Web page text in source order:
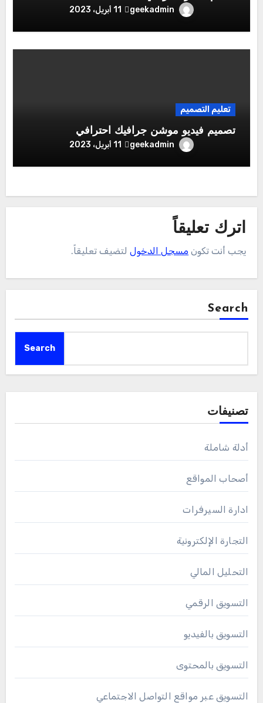
geekadmin 11 أبريل، 2023
تعليم التصميم
تصميم فيديو موشن جرافيك احترافي
geekadmin 11 أبريل، 2023
اترك تعليقاً
يجب أنت تكون مسجل الدخوللتضيف تعليقاً.
Search
Search
تصنيفات
أدلة شاملة
أصحاب المواقع
ادارة السيرفرات
التجارة الإلكترونية
التحليل المالي
التسويق الرقمي
التسويق بالفيديو
التسويق بالمحتوى
التسويق عبر مواقع التواصل الاجتماعي